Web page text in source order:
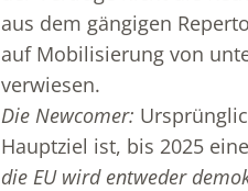
aus dem gängigen
auf Mobilisierung von
verwiesen.
Die Newcomer:
Hauptziel ist, bis 2025
die EU wird entweder